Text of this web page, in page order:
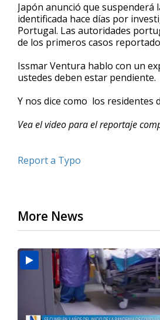
Japón anunció que suspenderá
identificada hace días por
Portugal. Las autoridades
de los primeros casos
Issmar Ventura hablo con un
ustedes deben estar pendiente.
Y nos dice como los residentes
Vea el video para el reportaje
Report a Typo
More News